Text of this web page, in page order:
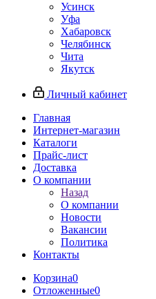
Усинск
Уфа
Хабаровск
Челябинск
Чита
Якутск
Личный кабинет
Главная
Интернет-магазин
Каталоги
Прайс-лист
Доставка
О компании
Назад
О компании
Новости
Вакансии
Политика
Контакты
Корзина0
Отложенные0